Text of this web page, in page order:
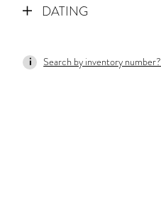
DATING
Search by inventory number?